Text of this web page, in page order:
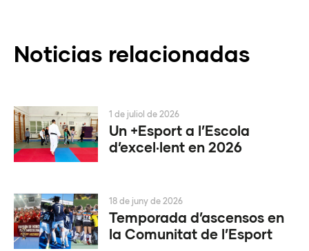
Noticias relacionadas
Un +Esport a l’Escola
d’excel·lent en 2026
1 de juliol de 2026
Temporada d’ascensos en
la Comunitat de l’Esport
18 de juny de 2026